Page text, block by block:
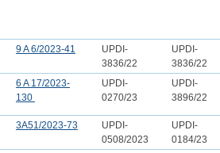
9 A 6/2023-41
UPDI-
3836/22
UPDI-
3836/22
6 A 17/2023-
130
UPDI-
0270/23
UPDI-
3896/22
3A51/2023-73
UPDI-
0508/2023
UPDI-
0184/23